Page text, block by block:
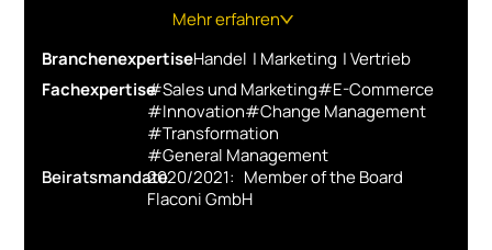
Mehr erfahren
09/2020-heute CEO Geschäftsführer
MDM Versandhandel Deutschland
Richard Borek Unternehmensgruppe,
Braunschweig
BranchenexpertiseHandel | Marketing |Vertrieb
Fachexpertise#Sales und Marketing#E-Commerce
#Innovation#Change Management
#Transformation
#General Management
Beiratsmandate2020/2021: Member of the Board
Flaconi GmbH